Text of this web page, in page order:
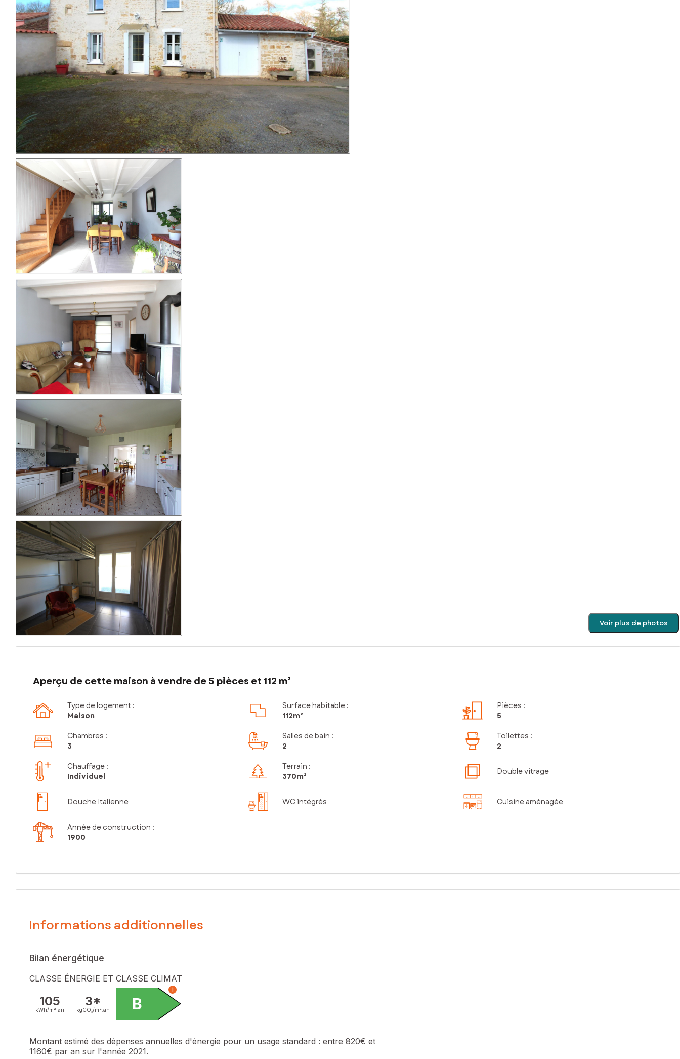
Voir plus de photos
Aperçu de cette maison à vendre de 5 pièces et 112 m²
Type de logement :
Maison
Surface habitable :
112m²
Pièces :
5
Chambres :
3
Salles de bain :
2
Toilettes :
2
Chauffage :
Individuel
Terrain :
370m²
Double vitrage
Douche Italienne WC intégrés Cuisine aménagée
Année de construction :
1900
Informations additionnelles
Bilan énergétique
CLASSE ÉNERGIE ET CLASSE CLIMAT
105
kWh/m². an
3*
kgCO₂/m². an B
i
Montant estimé des dépenses annuelles d'énergie pour un usage standard : entre 820€ et
1160€ par an sur l'année 2021.